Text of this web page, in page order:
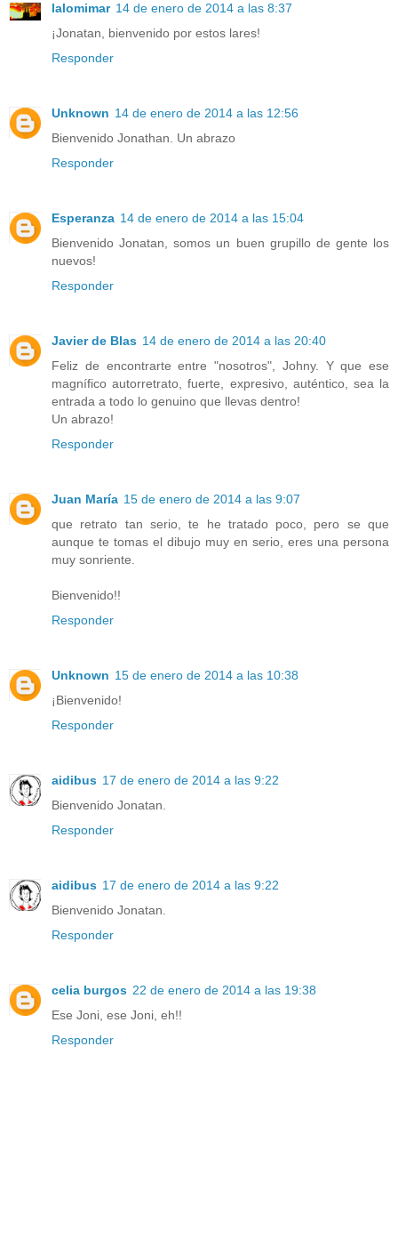
lalomimar 14 de enero de 2014 a las 8:37
¡Jonatan, bienvenido por estos lares!
Responder
Unknown 14 de enero de 2014 a las 12:56
Bienvenido Jonathan. Un abrazo
Responder
Esperanza 14 de enero de 2014 a las 15:04
Bienvenido Jonatan, somos un buen grupillo de gente los
nuevos!
Responder
Javier de Blas 14 de enero de 2014 a las 20:40
Feliz de encontrarte entre "nosotros", Johny. Y que ese
magnífico autorretrato, fuerte, expresivo, auténtico, sea la
entrada a todo lo genuino que llevas dentro!
Un abrazo!
Responder
Juan María 15 de enero de 2014 a las 9:07
que retrato tan serio, te he tratado poco, pero se que
aunque te tomas el dibujo muy en serio, eres una persona
muy sonriente.
Bienvenido!!
Responder
Unknown 15 de enero de 2014 a las 10:38
¡Bienvenido!
Responder
aidibus 17 de enero de 2014 a las 9:22
Bienvenido Jonatan.
Responder
aidibus 17 de enero de 2014 a las 9:22
Bienvenido Jonatan.
Responder
celia burgos 22 de enero de 2014 a las 19:38
Ese Joni, ese Joni, eh!!
Responder